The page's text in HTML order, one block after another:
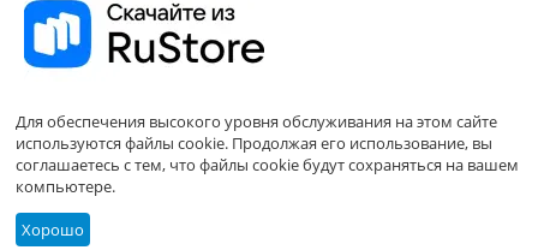
Для обеспечения высокого уровня обслуживания на этом сайте
используются файлы cookie. Продолжая его использование, вы
соглашаетесь с тем, что файлы cookie будут сохраняться на вашем
компьютере.
Хорошо